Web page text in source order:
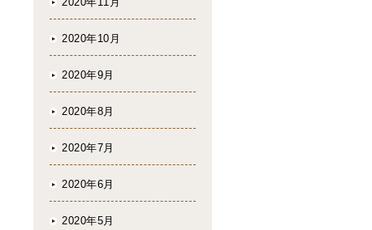
2020年10月
2020年9月
2020年8月
2020年7月
2020年6月
2020年5月